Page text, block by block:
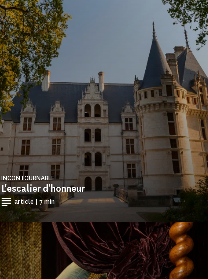
L'escalier d'honneur
INCONTOURNABLE
article | 7 min